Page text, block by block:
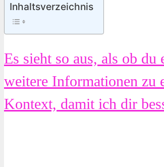
Inhaltsverzeichnis
Es sieht so aus, als ob
weitere Informationen zu
Kontext, damit ich dir